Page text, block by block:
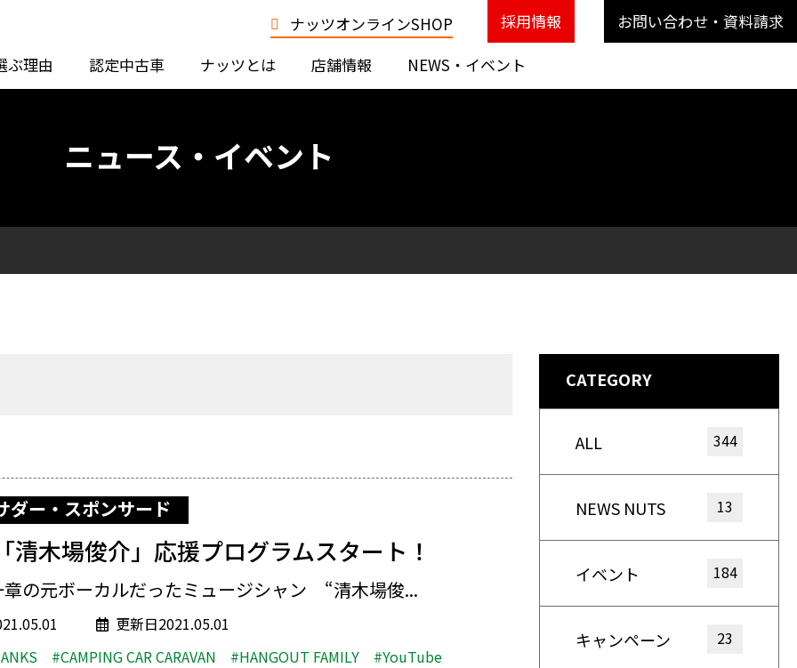
お問い合わせ・資料請求
ぶ理由
認定中古車 ナッツとは 店舗情報 NEWS・イベント
ナッツオンラインSHOP 採用情報
ニュース・イベント
ダー・スポンサード
清木場俊介」応援プログラムスタート！
章の元ボーカルだったミュージシャン “清木場俊...
更新日2021.05.01
#CAMPING CAR CARAVAN #HANGOUT FAMILY
#YouTube
CATEGORY
ALL 344
NEWS NUTS 13
イベント 184
キャンペーン 23